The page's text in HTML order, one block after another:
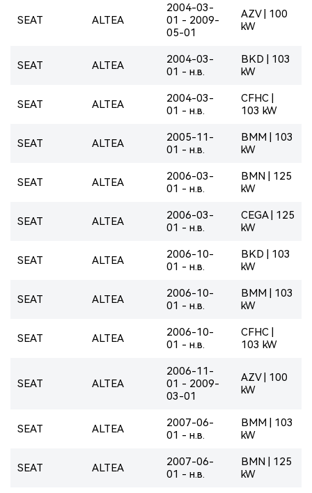
SEAT ALTEA
2004-03-
01 - 2009-
05-01
AZV | 100
kW
SEAT ALTEA
2004-03-
01 - н.в.
BKD | 103
kW
SEAT ALTEA
2004-03-
01 - н.в.
CFHC |
103 kW
SEAT ALTEA
2005-11-
01 - н.в.
BMM | 103
kW
SEAT ALTEA
2006-03-
01 - н.в.
BMN | 125
kW
SEAT ALTEA
2006-03-
01 - н.в.
CEGA | 125
kW
SEAT ALTEA
2006-10-
01 - н.в.
BKD | 103
kW
SEAT ALTEA
2006-10-
01 - н.в.
BMM | 103
kW
SEAT ALTEA
2006-10-
01 - н.в.
CFHC |
103 kW
SEAT ALTEA
2006-11-
01 - 2009-
03-01
AZV | 100
kW
SEAT ALTEA
2007-06-
01 - н.в.
BMM | 103
kW
SEAT ALTEA
2007-06-
01 - н.в.
BMN | 125
kW